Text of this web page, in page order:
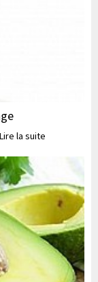
Lire la suite